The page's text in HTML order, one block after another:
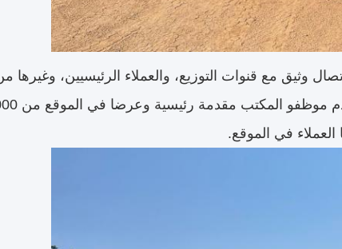
وثيق مع قنوات التوزيع، والعملاء الرئيسيين، وغيرها من
في الموقع.